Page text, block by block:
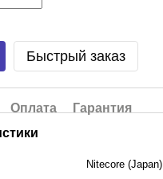
Быстрый заказ
Оплата
Гарантия
Nitecore (Japan)